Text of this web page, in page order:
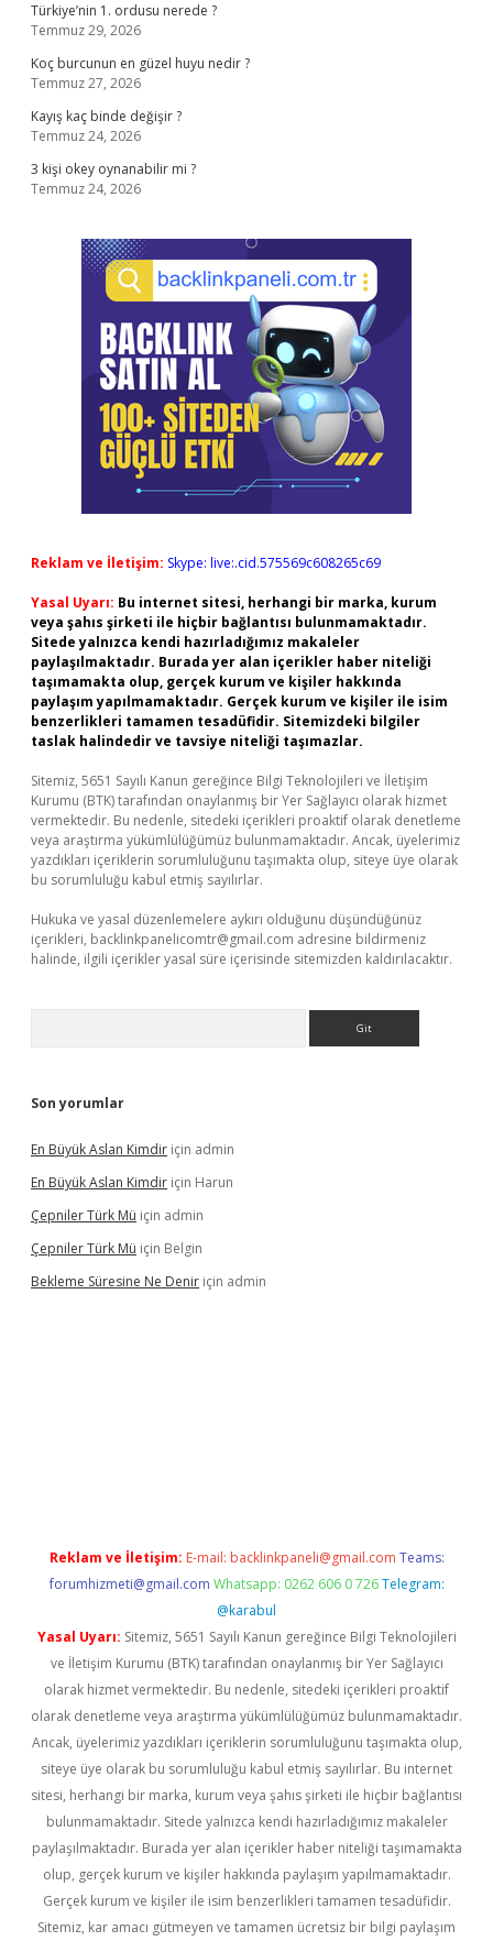
Türkiye’nin 1. ordusu nerede ?
Temmuz 29, 2026
Koç burcunun en güzel huyu nedir ?
Temmuz 27, 2026
Kayış kaç binde değişir ?
Temmuz 24, 2026
3 kişi okey oynanabilir mi ?
Temmuz 24, 2026
Reklam ve İletişim: Skype: live:.cid.575569c608265c69
Yasal Uyarı: Bu internet sitesi, herhangi bir marka, kurum
veya şahıs şirketi ile hiçbir bağlantısı bulunmamaktadır.
Sitede yalnızca kendi hazırladığımız makaleler
paylaşılmaktadır. Burada yer alan içerikler haber niteliği
taşımamakta olup, gerçek kurum ve kişiler hakkında
paylaşım yapılmamaktadır. Gerçek kurum ve kişiler ile isim
benzerlikleri tamamen tesadüfidir. Sitemizdeki bilgiler
taslak halindedir ve tavsiye niteliği taşımazlar.
Sitemiz, 5651 Sayılı Kanun gereğince Bilgi Teknolojileri ve İletişim
Kurumu (BTK) tarafından onaylanmış bir Yer Sağlayıcı olarak hizmet
vermektedir. Bu nedenle, sitedeki içerikleri proaktif olarak denetleme
veya araştırma yükümlülüğümüz bulunmamaktadır. Ancak, üyelerimiz
yazdıkları içeriklerin sorumluluğunu taşımakta olup, siteye üye olarak
bu sorumluluğu kabul etmiş sayılırlar.
Hukuka ve yasal düzenlemelere aykırı olduğunu düşündüğünüz
içerikleri, backlinkpanelicomtr@gmail.com adresine bildirmeniz
halinde, ilgili içerikler yasal süre içerisinde sitemizden kaldırılacaktır.
Son yorumlar
En Büyük Aslan Kimdir için admin
En Büyük Aslan Kimdir için Harun
Çepniler Türk Mü için admin
Çepniler Türk Mü için Belgin
Bekleme Süresine Ne Denir için admin
Reklam ve İletişim: E-mail: backlinkpaneli@gmail.com Teams:
forumhizmeti@gmail.com Whatsapp: 0262 606 0 726 Telegram:
@karabul
Yasal Uyarı: Sitemiz, 5651 Sayılı Kanun gereğince Bilgi Teknolojileri
ve İletişim Kurumu (BTK) tarafından onaylanmış bir Yer Sağlayıcı
olarak hizmet vermektedir. Bu nedenle, sitedeki içerikleri proaktif
olarak denetleme veya araştırma yükümlülüğümüz bulunmamaktadır.
Ancak, üyelerimiz yazdıkları içeriklerin sorumluluğunu taşımakta olup,
siteye üye olarak bu sorumluluğu kabul etmiş sayılırlar. Bu internet
sitesi, herhangi bir marka, kurum veya şahıs şirketi ile hiçbir bağlantısı
bulunmamaktadır. Sitede yalnızca kendi hazırladığımız makaleler
paylaşılmaktadır. Burada yer alan içerikler haber niteliği taşımamakta
olup, gerçek kurum ve kişiler hakkında paylaşım yapılmamaktadır.
Gerçek kurum ve kişiler ile isim benzerlikleri tamamen tesadüfidir.
Sitemiz, kar amacı gütmeyen ve tamamen ücretsiz bir bilgi paylaşım